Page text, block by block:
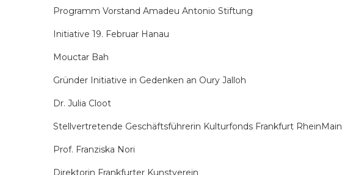
Programm Vorstand Amadeu Antonio Stiftung
Initiative 19. Februar Hanau
Mouctar Bah
Gründer Initiative in Gedenken an Oury Jalloh
Dr. Julia Cloot
Stellvertretende Geschäftsführerin Kulturfonds Frankfurt RheinMain
Prof. Franziska Nori
Direktorin Frankfurter Kunstverein